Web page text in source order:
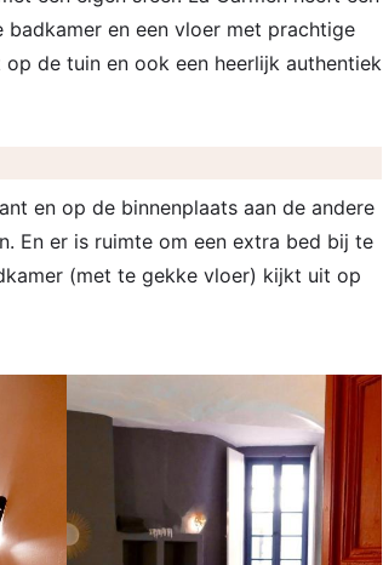
en een vloer met prachtige
de tuin en ook een heerlijk authentiek
en op de binnenplaats aan de andere
En er is ruimte om een extra bed bij te
(met te gekke vloer) kijkt uit op